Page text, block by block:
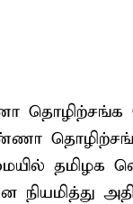
தொழிற்சங்க
தமிழக